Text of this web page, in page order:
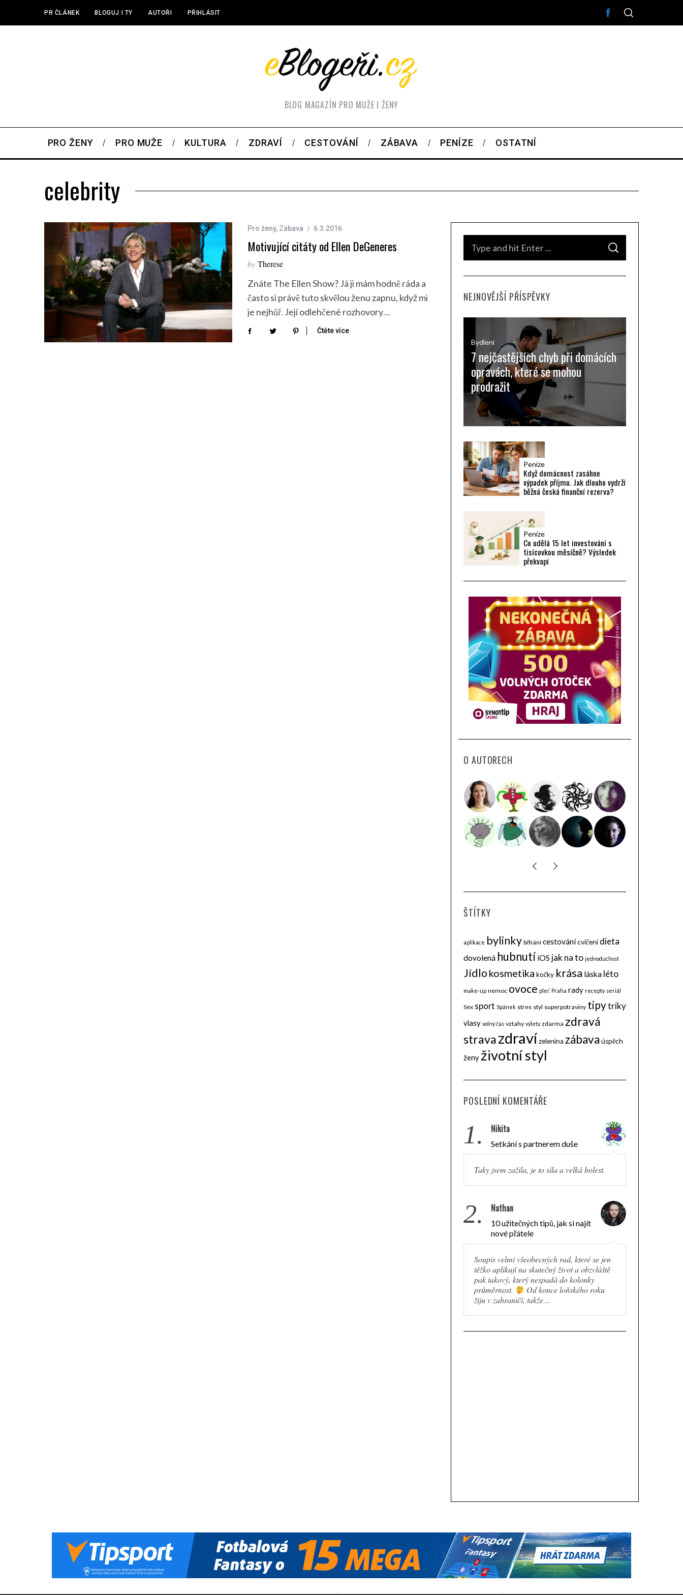
PR ČLÁNEK BLOGUJ I TY AUTOŘI PŘIHLÁSIT
BLOG MAGAZÍN PRO MUŽE I ŽENY
PRO ŽENY PRO MUŽE KULTURA ZDRAVÍ CESTOVÁNÍ ZÁBAVA PENÍZE OSTATNÍ
celebrity
Pro ženy, Zábava 6.3.2016
Motivující citáty od Ellen DeGeneres
by Therese
Znáte The Ellen Show? Já ji mám hodně ráda a
často si právě tuto skvělou ženu zapnu, když mi
je nejhůř. Její odlehčené rozhovory…
Čtěte více
c
S
A
C
NEJNOVĚJŠÍ PŘÍSPĚVKY
Bydlení
7 nejčastějších chyb při domácích
opravách, které se mohou
prodražit
Peníze
Když domácnost zasáhne
výpadek příjmu. Jak dlouho vydrží
běžná česká finanční rezerva?
Peníze
Co udělá 15 let investování s
tisícovkou měsíčně? Výsledek
překvapí
O AUTORECH
ŠTÍTKY
aplikace bylinky běhání cestovánícvičení dieta
dovolená hubnutí iOS jak na to jednoduchost
Jídlo kosmetika kočky krása láska léto
make-up nemoc ovoce pleť Praha rady recepty seriál
Sex sport Spánek stres styl superpotraviny tipytriky
vlasy volný čas vztahy výlety zdarma zdravá
stravazdravízelenina zábava úspěch
ženy životní styl
POSLEDNÍ KOMENTÁŘE
1. Nikita
Setkání s partnerem duše
Taky jsem zažila, je to síla a velká bolest.
2. Nathan
10 užitečných tipů, jak si najít
nové přátele
Soupis velmi všeobecných rad, které se jen
těžko aplikují na skutečný život a obzvláště
pak takový, který nespadá do kolonky
průměrnost.
Od konce loňského roku
žiju v zahraničí, takže…